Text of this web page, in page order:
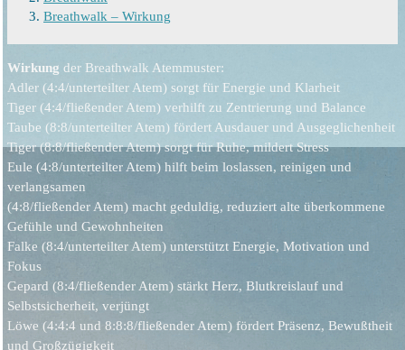
Breathwalk – Wirkung
Wirkung der Breathwalk Atemmuster:
Adler (4:4/unterteilter Atem) sorgt für Energie und Klarheit
Tiger (4:4/fließender Atem) verhilft zu Zentrierung und Balance
Taube (8:8/unterteilter Atem) fördert Ausdauer und Ausgeglichenheit
Tiger (8:8/fließender Atem) sorgt für Ruhe, mildert Stress
Eule (4:8/unterteilter Atem) hilft beim loslassen, reinigen und
verlangsamen
(4:8/fließender Atem) macht geduldig, reduziert alte überkommene
Gefühle und Gewohnheiten
Falke (8:4/unterteilter Atem) unterstützt Energie, Motivation und
Fokus
Gepard (8:4/fließender Atem) stärkt Herz, Blutkreislauf und
Selbstsicherheit, verjüngt
Löwe (4:4:4 und 8:8:8/fließender Atem) fördert Präsenz, Bewußtheit
und Großzügigkeit